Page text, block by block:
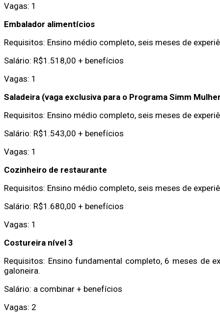
Vagas: 1
Embalador alimentícios
Requisitos: Ensino médio completo, seis meses de
Salário: R$1.518,00 + benefícios
Vagas: 1
Saladeira (vaga exclusiva para o Programa Simm
Requisitos: Ensino médio completo, seis meses de
Salário: R$1.543,00 + benefícios
Vagas: 1
Cozinheiro de restaurante
Requisitos: Ensino médio completo, seis meses de
Salário: R$1.680,00 + benefícios
Vagas: 1
Costureira nível 3
Requisitos: Ensino fundamental completo, 6 meses de
galoneira.
Salário: a combinar + benefícios
Vagas: 2